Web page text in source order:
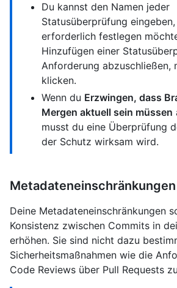
Du kannst den Namen jeder
Statusüberprüfung
erforderlich festlegen
Hinzufügen einer
Anforderung abzuschließen,
klicken.
Wenn du Erzwingen, dass
Mergen aktuell sein müssen
musst du eine Überprüfung
der Schutz wirksam wird.
Deine Metadateneinschränkungen
Konsistenz zwischen Commits in
erhöhen. Sie sind nicht dazu
Sicherheitsmaßnahmen wie die
Code Reviews über Pull Requests